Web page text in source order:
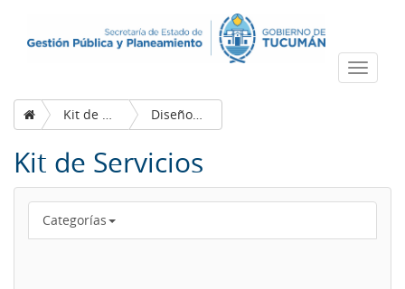
Kit de Servicios
Diseño y elaboración de planes de capacitación
Kit de Servicios
Categorías